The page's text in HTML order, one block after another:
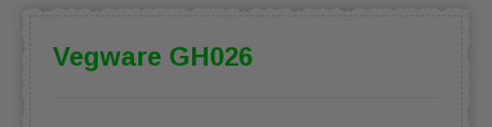
Vegware GH026